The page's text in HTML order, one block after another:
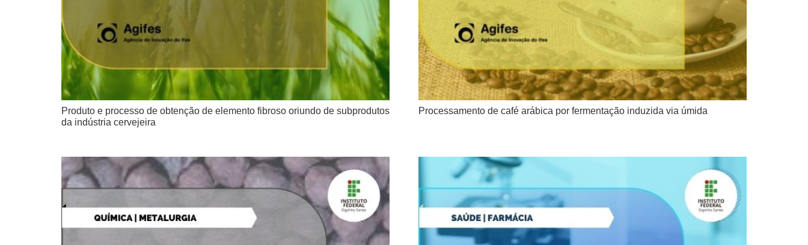
Produto e processo de obtenção de elemento fibroso oriundo de subprodutos
da indústria cervejeira
Processamento de café arábica por fermentação induzida via úmida